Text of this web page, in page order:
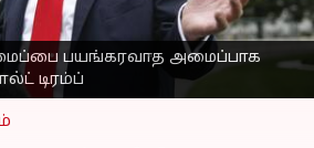
பயங்கரவாத அமைப்பாக
டிரம்ப்
Sep 18, 2025 09:50 am